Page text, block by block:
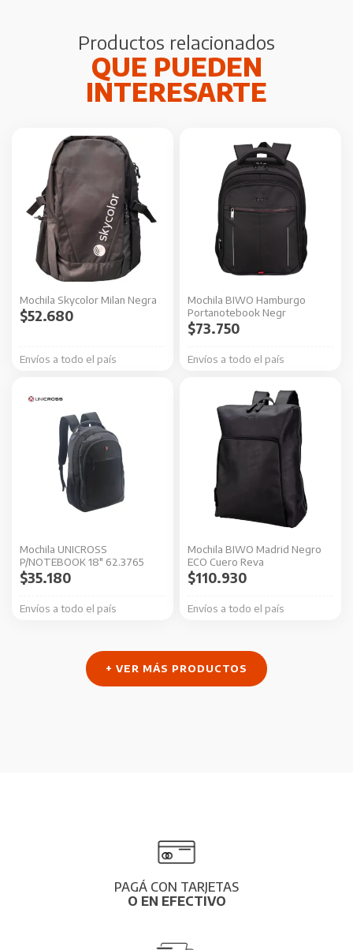
Productos relacionados
Mochila Skycolor Milan Negra
Envíos a todo el país
$52.680
Mochila BIWO Hamburgo
Portanotebook Negr
Envíos a todo el país
$73.750
Mochila UNICROSS
P/NOTEBOOK 18″ 62.3765
Envíos a todo el país
$35.180
Mochila BIWO Madrid Negro
ECO Cuero Reva
Envíos a todo el país
$110.930
+ VER MÁS PRODUCTOS
PAGÁ CON TARJETAS
O EN EFECTIVO